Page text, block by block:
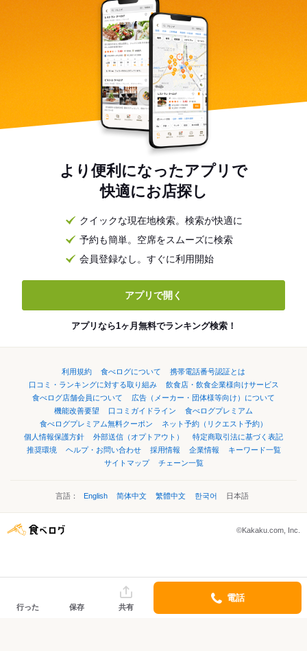
より便利になったアプリで
快適にお店探し
クイックな現在地検索。検索が快適に
予約も簡単。空席をスムーズに検索
会員登録なし。すぐに利用開始
アプリで開く
アプリなら1ヶ月無料でランキング検索！
利用規約 食べログについて
携帯電話番号認証とは
口コミ・ランキングに対する取り組み
飲食店・飲食企業様向けサービス
食べログ店舗会員について
広告（メーカー・団体様等向け）について
機能改善要望
口コミガイドライン
食べログプレミアム
食べログプレミアム無料クーポン
ネット予約（リクエスト予約）
個人情報保護方針
外部送信（オプトアウト）
特定商取引法に基づく表記
推奨環境
ヘルプ・お問い合わせ 採用情報 企業情報
キーワード一覧
サイトマップ
チェーン一覧
言語： English 简体中文 繁體中文 한국어 日本語
©Kakaku.com, Inc.
行った 保存 共有
電話